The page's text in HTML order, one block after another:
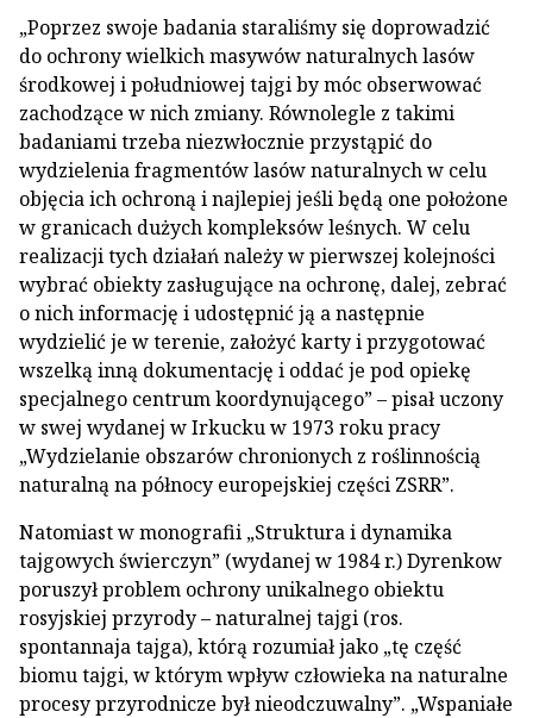
„Poprzez swoje badania staraliśmy się doprowadzić
do ochrony wielkich masywów naturalnych lasów
środkowej i południowej tajgi by móc obserwować
zachodzące w nich zmiany. Równolegle z takimi
badaniami trzeba niezwłocznie przystąpić do
wydzielenia fragmentów lasów naturalnych w celu
objęcia ich ochroną i najlepiej jeśli będą one położone
w granicach dużych kompleksów leśnych. W celu
realizacji tych działań należy w pierwszej kolejności
wybrać obiekty zasługujące na ochronę, dalej, zebrać
o nich informację i udostępnić ją a następnie
wydzielić je w terenie, założyć karty i przygotować
wszelką inną dokumentację i oddać je pod opiekę
specjalnego centrum koordynującego” – pisał uczony
w swej wydanej w Irkucku w 1973 roku pracy
„Wydzielanie obszarów chronionych z roślinnością
naturalną na północy europejskiej części ZSRR”.
Natomiast w monografii „Struktura i dynamika
tajgowych świerczyn” (wydanej w 1984 r.) Dyrenkow
poruszył problem ochrony unikalnego obiektu
rosyjskiej przyrody – naturalnej tajgi (ros.
spontannaja tajga), którą rozumiał jako „tę część
biomu tajgi, w którym wpływ człowieka na naturalne
procesy przyrodnicze był nieodczuwalny”. „Wspaniałe